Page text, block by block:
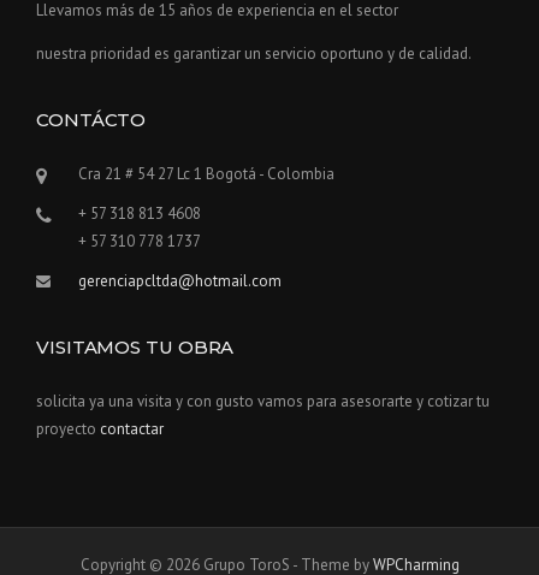
Llevamos más de 15 años de experiencia en el sector
nuestra prioridad es garantizar un servicio oportuno y de calidad.
CONTÁCTO
Cra 21 # 54 27 Lc 1 Bogotá - Colombia
+ 57 318 813 4608
+ 57 310 778 1737
gerenciapcltda@hotmail.com
VISITAMOS TU OBRA
solicita ya una visita y con gusto vamos para asesorarte y cotizar tu
proyecto contactar
Copyright © 2026 Grupo ToroS - Theme byWPCharming